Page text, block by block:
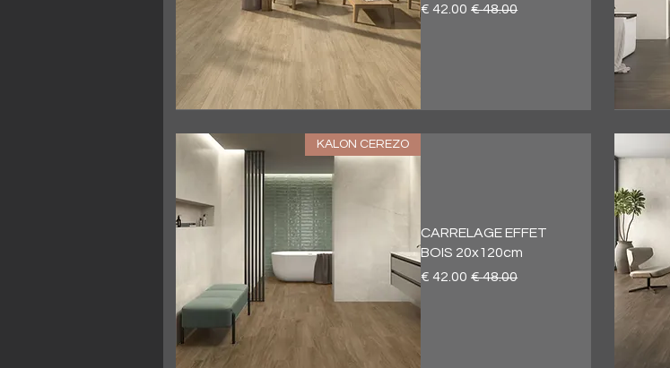
العرض السريع
سعر عاديسعر البيع
KALON CEREZO
CARRELAGE EFFET
BOIS 20x120cm
سعر عاديسعر البيع